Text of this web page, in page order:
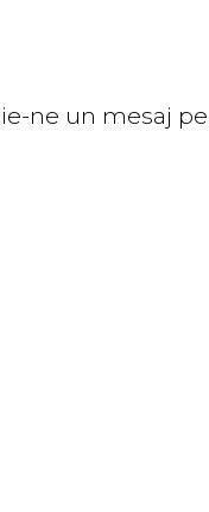
ne un mesaj